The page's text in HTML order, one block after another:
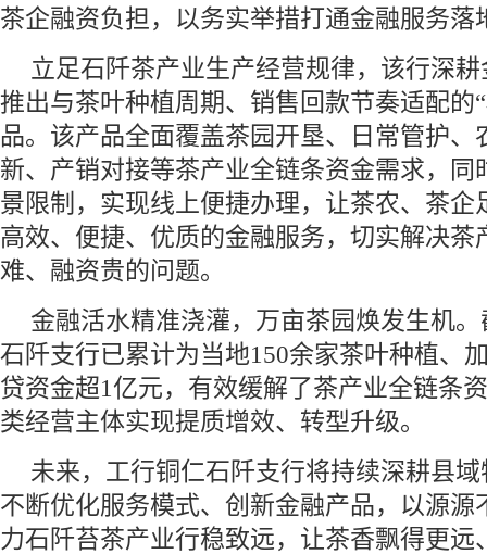
茶企融资负担，以务实举措打通金融服务落
立足石阡茶产业生产经营规律，该行深
推出与茶叶种植周期、销售回款节奏适配的
品。该产品全面覆盖茶园开垦、日常管护、
新、产销对接等茶产业全链条资金需求，同
景限制，实现线上便捷办理，让茶农、茶企
高效、便捷、优质的金融服务，切实解决茶
难、融资贵的问题。
金融活水精准浇灌，万亩茶园焕发生机
石阡支行已累计为当地150余家茶叶种植、
贷资金超1亿元，有效缓解了茶产业全链条
类经营主体实现提质增效、转型升级。
未来，工行铜仁石阡支行将持续深耕县
不断优化服务模式、创新金融产品，以源源
力石阡苔茶产业行稳致远，让茶香飘得更远